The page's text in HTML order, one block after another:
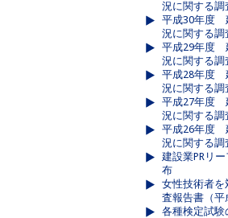
況に関する調
平成30年度
況に関する調
平成29年度
況に関する調
平成28年度
況に関する調
平成27年度
況に関する調
平成26年度
況に関する調
建設業PRリ
布
女性技術者を
査報告書（平
各種検定試験